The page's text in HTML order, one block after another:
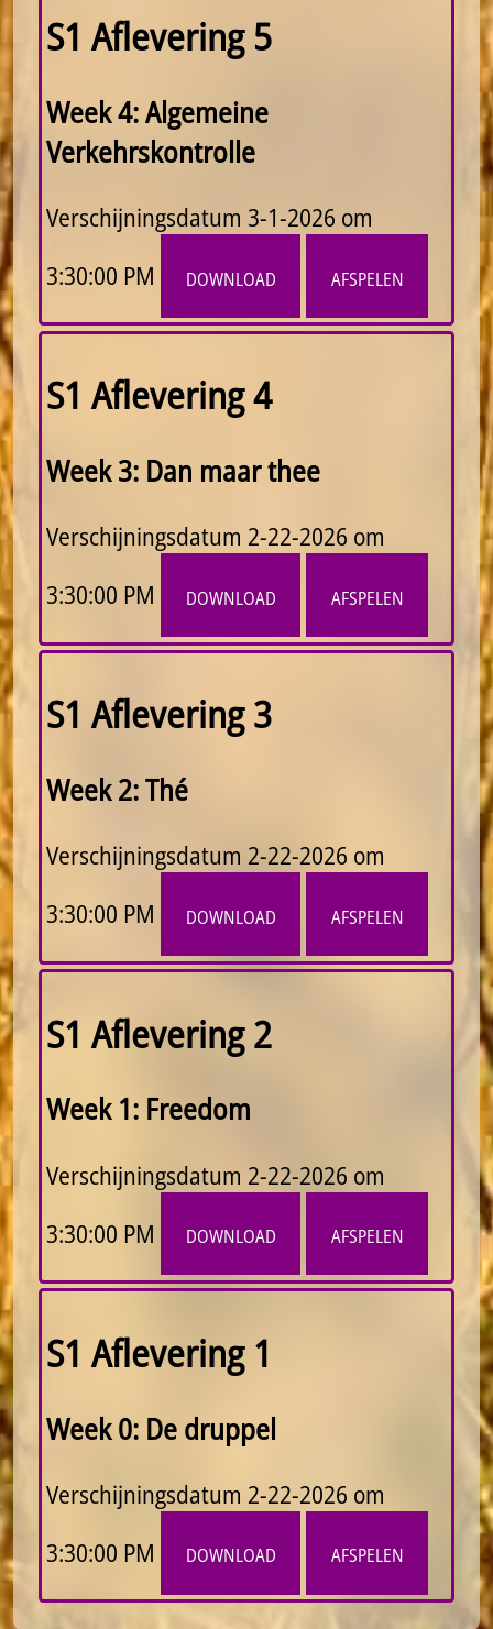
S1 Aflevering 5
Week 4: Algemeine
Verkehrskontrolle
Verschijningsdatum 3-1-2026 om
3:30:00 PM
download afspelen
S1 Aflevering 4
Week 3: Dan maar thee
Verschijningsdatum 2-22-2026 om
3:30:00 PM
download afspelen
S1 Aflevering 3
Week 2: Thé
Verschijningsdatum 2-22-2026 om
3:30:00 PM
download afspelen
S1 Aflevering 2
Week 1: Freedom
Verschijningsdatum 2-22-2026 om
3:30:00 PM
download afspelen
S1 Aflevering 1
Week 0: De druppel
Verschijningsdatum 2-22-2026 om
3:30:00 PM
download afspelen